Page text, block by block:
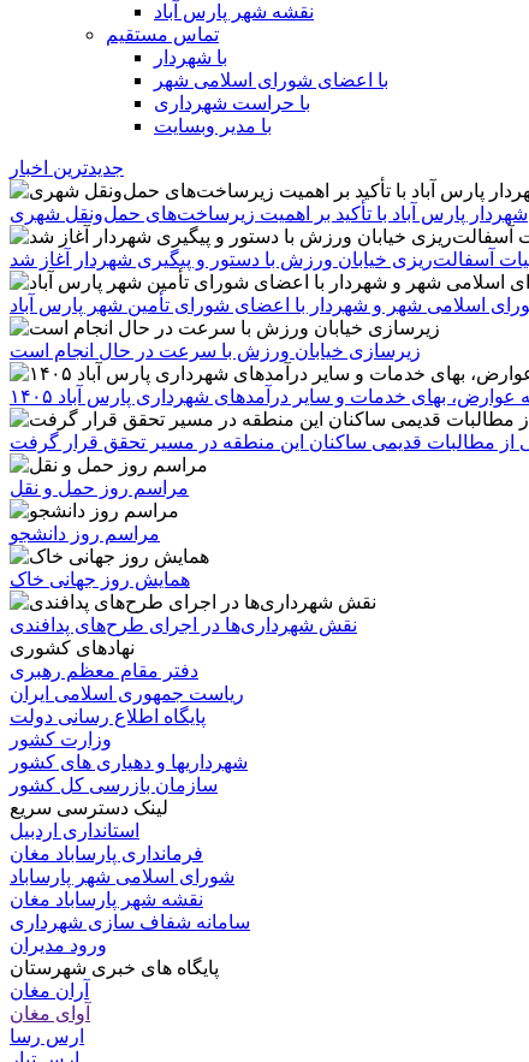
نقشه شهر پارس آباد
تماس مستقیم
با شهردار
با اعضای شورای اسلامی شهر
با حراست شهرداری
با مدیر وبسایت
جدیدترین اخبار
شهردار پارس آباد با تأکید بر اهمیت زیرساخت‌های حمل‌ونقل شهری
آسفالت‌ریزی خیابان ورزش با دستور و پیگیری شهردار آغاز شد
اسلامی شهر و شهردار با اعضای شورای تأمین شهر پارس آباد
زیرسازی خیابان ورزش با سرعت در حال انجام است
عوارض، بهای خدمات و سایر درآمدهای شهرداری پارس آباد ۱۴۰۵
از مطالبات قدیمی ساکنان این منطقه در مسیر تحقق قرار گرفت
مراسم روز حمل و نقل
مراسم روز دانشجو
همایش روز جهانی خاک
نقش شهرداری‌ها در اجرای طرح‌های پدافندی
نهادهای کشوری
دفتر مقام معظم رهبری
ریاست جمهوری اسلامی ایران
پایگاه اطلاع رسانی دولت
وزارت کشور
شهرداریها و دهیاری های کشور
سازمان بازرسی کل کشور
لینک دسترسی سریع
استانداری اردبیل
فرمانداری پارساباد مغان
شورای اسلامی شهر پارساباد
نقشه شهر پارساباد مغان
سامانه شفاف سازی شهرداری
ورود مدیران
پایگاه های خبری شهرستان
آران مغان
آوای مغان
ارس رسا